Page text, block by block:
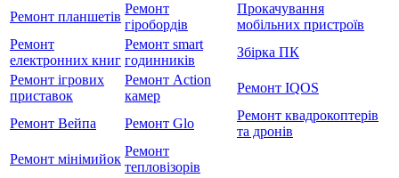
Ремонт планшетів
Ремонт
гіробордів
Прокачування
мобільних пристроїв
Ремонт
електронних книг
Ремонт smart
годинників
Збірка ПК
Ремонт ігрових
приставок
Ремонт Action
камер
Ремонт IQOS
Ремонт Вейпа Ремонт Glo
Ремонт квадрокоптерів
та дронів
Ремонт мiнiмийок
Ремонт
тепловізорів